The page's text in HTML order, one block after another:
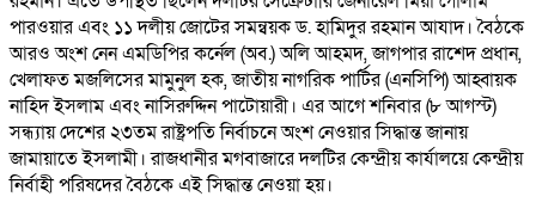
পারওয়ার এবং ১১ দলীয় জোটের সমন্বয়ক ড. হামিদুর রহমান আযাদ। বৈঠকে
আরও অংশ নেন এমডিপির কর্নেল (অব.) অলি আহমদ, জাগপার রাশেদ প্রধান,
খেলাফত মজলিসের মামুনুল হক, জাতীয় নাগরিক পার্টির (এনসিপি) আহ্বায়ক
নাহিদ ইসলাম এবং নাসিরুদ্দিন পাটোয়ারী। এর আগে শনিবার (৮ আগস্ট)
সন্ধ্যায় দেশের ২৩তম রাষ্ট্রপতি নির্বাচনে অংশ নেওয়ার সিদ্ধান্ত জানায়
জামায়াতে ইসলামী। রাজধানীর মগবাজারে দলটির কেন্দ্রীয় কার্যালয়ে কেন্দ্রীয়
নির্বাহী পরিষদের বৈঠকে এই সিদ্ধান্ত নেওয়া হয়।